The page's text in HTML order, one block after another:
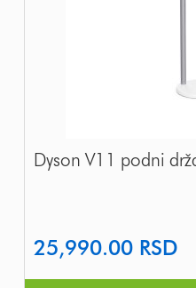
Dyson V11 podni
25,990.00 RSD